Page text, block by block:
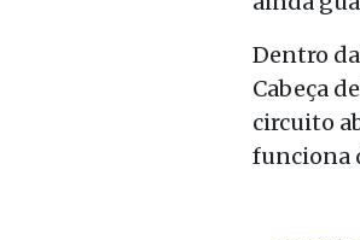
Dentro
Cabeça
circuito
funciona